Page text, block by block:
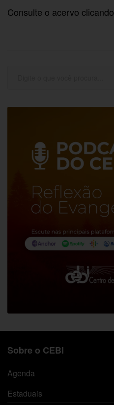
Consulte o acervo clicando
Sobre o CEBI
Agenda
Estaduais